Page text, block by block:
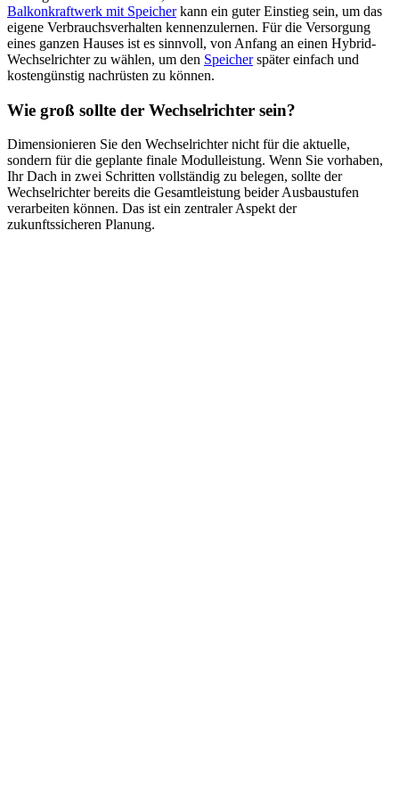
Balkonkraftwerk mit Speicherkann ein guter Einstieg sein, um das
eigene Verbrauchsverhalten kennenzulernen. Für die Versorgung
eines ganzen Hauses ist es sinnvoll, von Anfang an einen Hybrid-
Wechselrichter zu wählen, um den Speicherspäter einfach und
kostengünstig nachrüsten zu können.
Wie groß sollte der Wechselrichter sein?
Dimensionieren Sie den Wechselrichter nicht für die aktuelle,
sondern für die geplante finale Modulleistung. Wenn Sie vorhaben,
Ihr Dach in zwei Schritten vollständig zu belegen, sollte der
Wechselrichter bereits die Gesamtleistung beider Ausbaustufen
verarbeiten können. Das ist ein zentraler Aspekt der
zukunftssicheren Planung.